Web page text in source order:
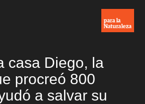
casa Diego, la
procreó 800
a salvar su